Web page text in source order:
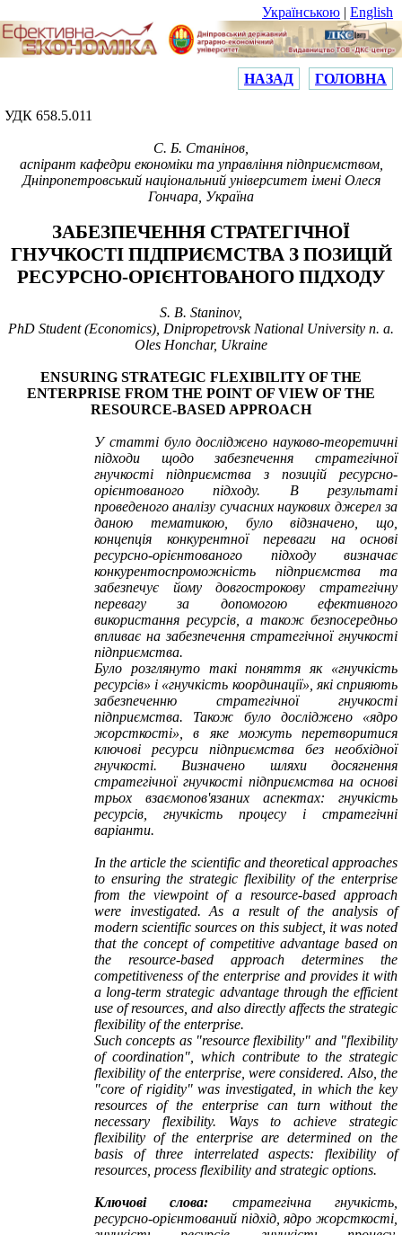
Українською | English
НАЗАД ГОЛОВНА
УДК 658.5.011
С. Б. Станінов,
аспірант кафедри економіки та управління підприємством,
Дніпропетровський національний університет імені Олеся
Гончара, Україна
ЗАБЕЗПЕЧЕННЯ СТРАТЕГІЧНОЇ
ГНУЧКОСТІ ПІДПРИЄМСТВА З ПОЗИЦІЙ
РЕСУРСНО-ОРІЄНТОВАНОГО ПІДХОДУ
S. B. Staninov,
PhD Student (Economics), Dnipropetrovsk National University n. a.
Oles Honchar, Ukraine
ENSURING STRATEGIC FLEXIBILITY OF THE
ENTERPRISE FROM THE POINT OF VIEW OF THE
RESOURCE-BASED APPROACH
У статті було досліджено науково-теоретичні
підходи щодо забезпечення стратегічної
гнучкості підприємства з позицій ресурсно-
орієнтованого підходу. В результаті
проведеного аналізу сучасних наукових джерел за
даною тематикою, було відзначено, що,
концепція конкурентної переваги на основі
ресурсно-орієнтованого підходу визначає
конкурентоспроможність підприємства та
забезпечує йому довгострокову стратегічну
перевагу за допомогою ефективного
використання ресурсів, а також безпосередньо
впливає на забезпечення стратегічної гнучкості
підприємства.
Було розглянуто такі поняття як «гнучкість
ресурсів» і «гнучкість координації», які сприяють
забезпеченню стратегічної гнучкості
підприємства. Також було досліджено «ядро
жорсткості», в яке можуть перетворитися
ключові ресурси підприємства без необхідної
гнучкості. Визначено шляхи досягнення
стратегічної гнучкості підприємства на основі
трьох взаємопов'язаних аспектах: гнучкість
ресурсів, гнучкість процесу і стратегічні
варіанти.
In the article the scientific and theoretical approaches
to ensuring the strategic flexibility of the enterprise
from the viewpoint of a resource-based approach
were investigated. As a result of the analysis of
modern scientific sources on this subject, it was noted
that the concept of competitive advantage based on
the resource-based approach determines the
competitiveness of the enterprise and provides it with
a long-term strategic advantage through the efficient
use of resources, and also directly affects the strategic
flexibility of the enterprise.
Such concepts as "resource flexibility" and "flexibility
of coordination", which contribute to the strategic
flexibility of the enterprise, were considered. Also, the
"core of rigidity" was investigated, in which the key
resources of the enterprise can turn without the
necessary flexibility. Ways to achieve strategic
flexibility of the enterprise are determined on the
basis of three interrelated aspects: flexibility of
resources, process flexibility and strategic options.
Ключові слова: стратегічна гнучкість,
ресурсно-орієнтований підхід, ядро жорсткості,